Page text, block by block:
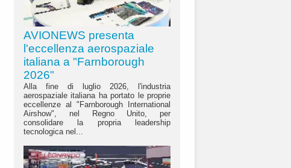
AVIONEWS presenta
l'eccellenza aerospaziale
italiana a "Farnborough
2026"
Alla fine di luglio 2026, l'industria
aerospaziale italiana ha portato le proprie
eccellenze al "Farnborough International
Airshow", nel Regno Unito, per
consolidare la propria leadership
tecnologica nel...